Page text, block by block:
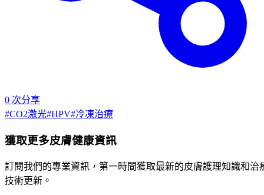
0 次分享
#CO2激光#HPV#冷凍治療
獲取更多皮膚健康資訊
訂閱我們的專業資訊，第一時間獲取最新的皮膚護理知識和治
技術更新。